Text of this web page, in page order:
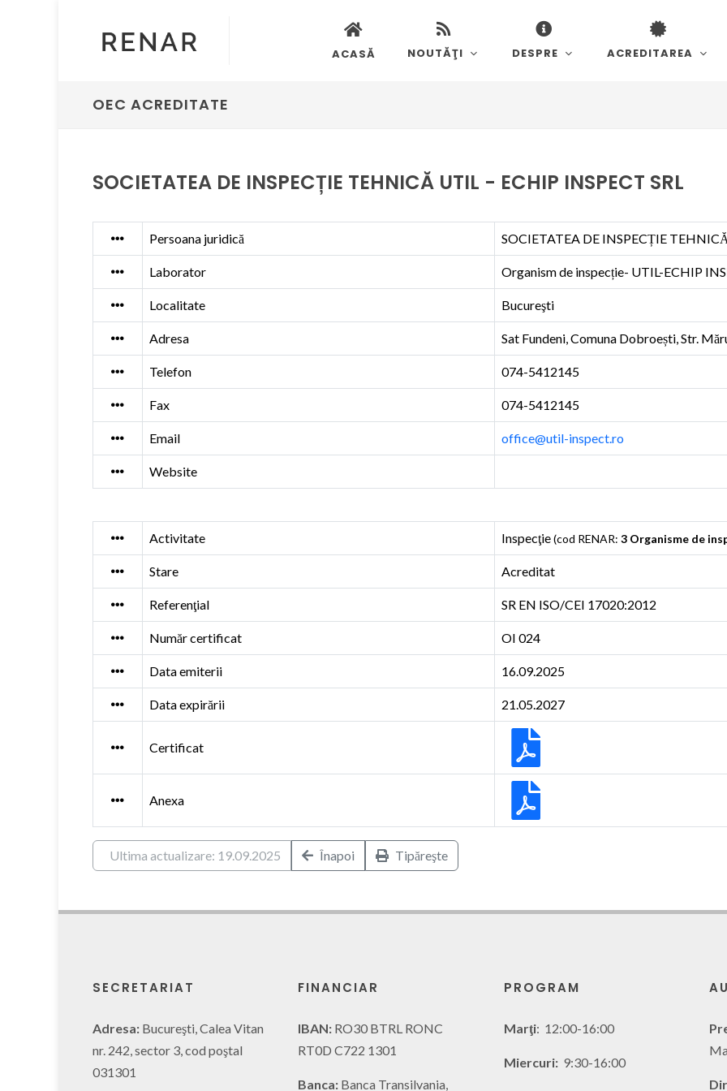
ACASĂ NOUTĂŢI DESPRE ACREDITAREA
OEC ACREDITATE
SOCIETATEA DE INSPECȚIE TEHNICĂ UTIL - ECHIP INSPECT SRL
Persoana juridică SOCIETATEA DE INSPECȚIE
Laborator Organism de inspecție- UTIL-ECHIP
Localitate Bucureşti
Adresa Sat Fundeni, Comuna Dobroești, Str.
Telefon 074-5412145
Fax 074-5412145
Email office@util-inspect.ro
Website
Activitate Inspecţie(cod RENAR: 3 Organisme de
Stare Acreditat
Referenţial SR EN ISO/CEI 17020:2012
Număr certificat OI 024
Data emiterii 16.09.2025
Data expirării 21.05.2027
Certificat
Anexa
Ultima actualizare: 19.09.2025 Înapoi Tipăreşte
SECRETARIAT
Adresa: Bucureşti, Calea Vitan
nr. 242, sector 3, cod poştal
031301
FINANCIAR
IBAN: RO30 BTRL RONC
RT0D C722 1301
Banca: Banca Transilvania,
PROGRAM
Marţi: 12:00-16:00
Miercuri:9:30-16:00